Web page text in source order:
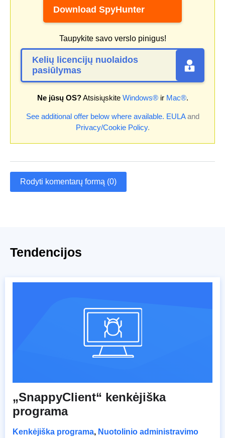
Download SpyHunter
Taupykite savo verslo pinigus!
Kelių licencijų nuolaidos
pasiūlymas
Ne jūsų OS?Atsisiųskite Windows®ir Mac®.
See additional offer below where available. EULAand
Privacy/Cookie Policy.
Rodyti komentarų formą (0)
Tendencijos
„SnappyClient“ kenkėjiška
programa
Kenkėjiška programa, Nuotolinio administravimo